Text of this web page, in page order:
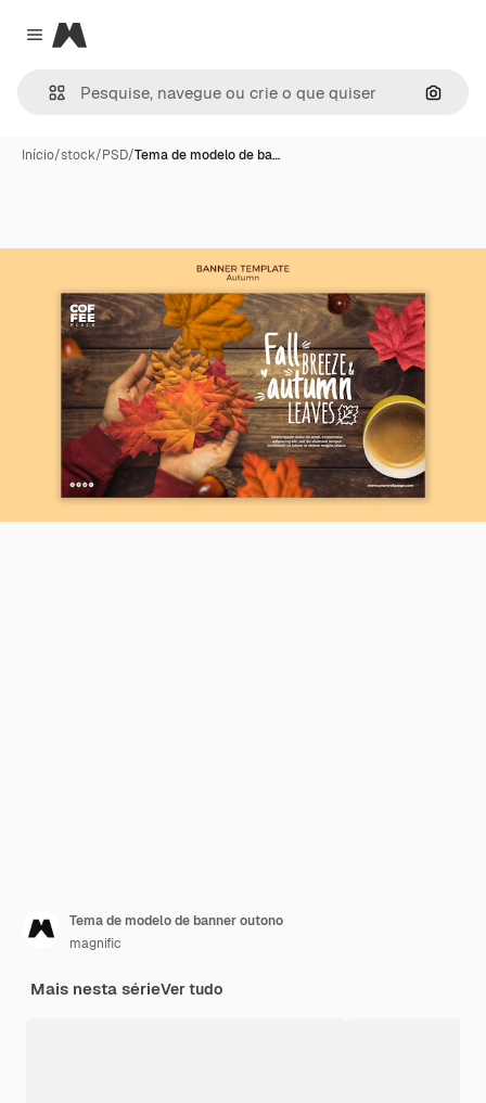
Close menu
Magnific
Início/stock/PSD/Tema de modelo de ba…
Tema de modelo de banner outono
magnific
Mais nesta sérieVer tudo